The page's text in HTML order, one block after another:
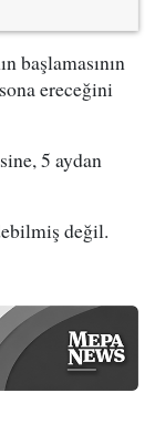
başlamasının
ereceğini
5 aydan
değil.